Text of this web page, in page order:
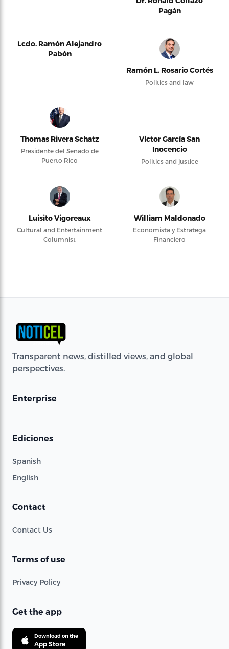
Pagán
Lcdo. Ramón Alejandro
Pabón
Ramón L. Rosario Cortés
Politics and law
Thomas Rivera Schatz
Presidente del Senado de
Puerto Rico
Víctor García San
Inocencio
Politics and justice
Luisito Vigoreaux
Cultural and Entertainment
Columnist
William Maldonado
Economista y Estratega
Financiero
Transparent news, distilled views, and global
perspectives.
Enterprise
Ediciones
Spanish
English
Contact
Contact Us
Terms of use
Privacy Policy
Get the app
Download on the
App Store